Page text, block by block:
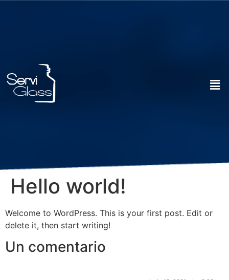
Hello world!
Welcome to WordPress. This is your first post. Edit or
delete it, then start writing!
Un comentario